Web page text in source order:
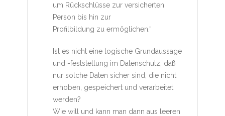
um Rückschlüsse zur versicherten
Person bis hin zur
Profilbildung zu ermöglichen.“
Ist es nicht eine logische Grundaussage
und -feststellung im Datenschutz, daß
nur solche Daten sicher sind, die nicht
erhoben, gespeichert und verarbeitet
werden?
Wie will und kann man dann aus leeren